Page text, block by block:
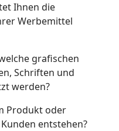
Ihnen die
Werbemittel
grafischen
Schriften und
werden?
Produkt oder
entstehen?